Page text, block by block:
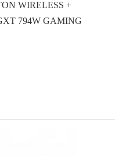
WIRELESS +
794W GAMING